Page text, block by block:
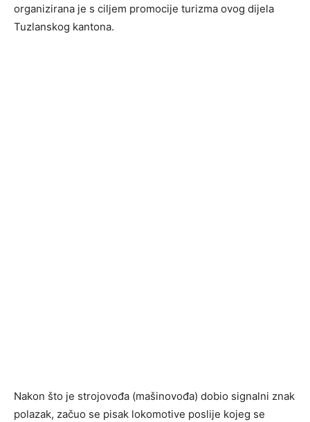
organizirana je s ciljem promocije turizma ovog dijela
Tuzlanskog kantona.
Nakon što je strojovođa (mašinovođa) dobio signalni znak
polazak, začuo se pisak lokomotive poslije kojeg se